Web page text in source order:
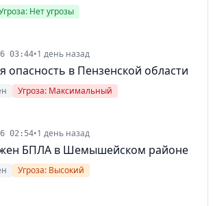
Нет угрозы
03:44•1 день назад
опасность в Пензенской области
Угроза: Максимальный
02:54•1 день назад
БПЛА в Шемышейском районе
Угроза: Высокий